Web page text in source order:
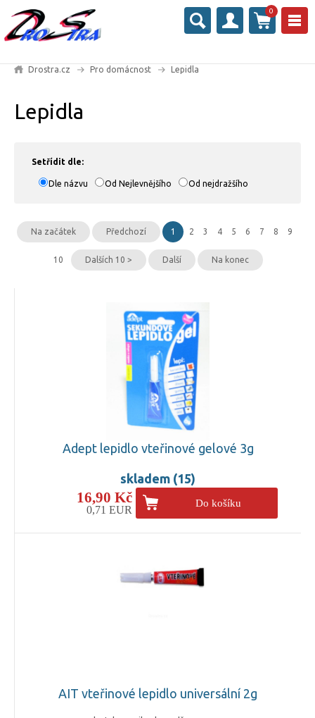
0
Drostra.cz Pro domácnost Lepidla
Lepidla
Setřídit dle:
Dle názvu Od Nejlevnějšího Od nejdražšího
Na začátek Předchozí 1 2 3 4 5 6 7 8 9
10 Dalších 10 > Další Na konec
Adept lepidlo vteřinové gelové 3g
skladem (15)
16,90 Kč
0,71 EUR
Do košíku
AIT vteřinové lepidlo universální 2g